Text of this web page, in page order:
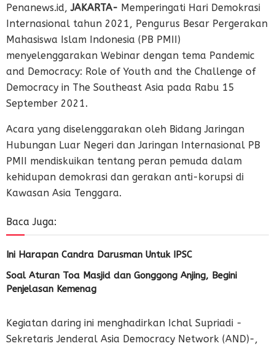
Penanews.id,JAKARTA- Memperingati Hari Demokrasi
Internasional tahun 2021, Pengurus Besar Pergerakan
Mahasiswa Islam Indonesia (PB PMII)
menyelenggarakan Webinar dengan tema Pandemic
and Democracy: Role of Youth and the Challenge of
Democracy in The Southeast Asia pada Rabu 15
September 2021.
Acara yang diselenggarakan oleh Bidang Jaringan
Hubungan Luar Negeri dan Jaringan Internasional PB
PMII mendiskuikan tentang peran pemuda dalam
kehidupan demokrasi dan gerakan anti-korupsi di
Kawasan Asia Tenggara.
Baca Juga:
Ini Harapan Candra Darusman Untuk IPSC
Soal Aturan Toa Masjid dan Gonggong Anjing, Begini
Penjelasan Kemenag
Kegiatan daring ini menghadirkan Ichal Supriadi -
Sekretaris Jenderal Asia Democracy Network (AND)-,